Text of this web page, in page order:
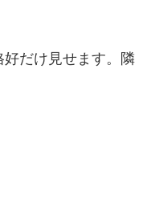
だけ見せます。隣